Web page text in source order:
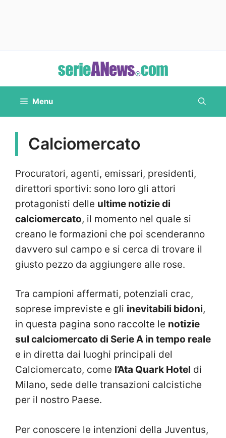
contenuto
Menu
Calciomercato
Procuratori, agenti, emissari, presidenti,
direttori sportivi: sono loro gli attori
protagonisti delle ultime notizie di
calciomercato, il momento nel quale si
creano le formazioni che poi scenderanno
davvero sul campo e si cerca di trovare il
giusto pezzo da aggiungere alle rose.
Tra campioni affermati, potenziali crac,
soprese impreviste e gli inevitabili bidoni,
in questa pagina sono raccolte le notizie
sul calciomercato di Serie A in tempo reale
e in diretta dai luoghi principali del
Calciomercato, come l’Ata Quark Hotel di
Milano, sede delle transazioni calcistiche
per il nostro Paese.
Per conoscere le intenzioni della Juventus,